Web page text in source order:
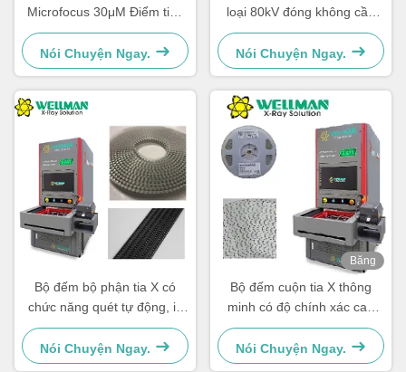
Microfocus 30μM Điểm tiêu
cự 80kV 17" FPD
Nói Chuyện Ngay.
loại 80kV đóng không cần
bảo trì
Nói Chuyện Ngay.
Bộ đếm bộ phận tia X có
chức năng quét tự động, in
nhãn và được kết nối với hệ
thống
Nói Chuyện Ngay.
Băng
hình
Bộ đếm cuộn tia X thông
minh có độ chính xác cao
không rò rỉ với ống loại kín
Nói Chuyện Ngay.